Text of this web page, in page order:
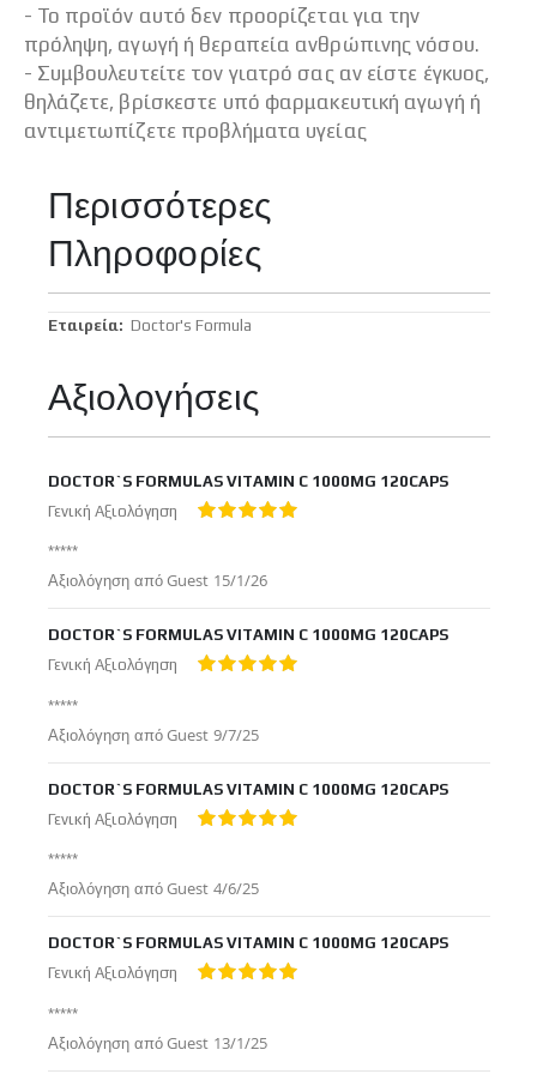
- Το προϊόν αυτό δεν προορίζεται για την
πρόληψη, αγωγή ή θεραπεία ανθρώπινης νόσου.
- Συμβουλευτείτε τον γιατρό σας αν είστε έγκυος,
θηλάζετε, βρίσκεστε υπό φαρμακευτική αγωγή ή
αντιμετωπίζετε προβλήματα υγείας
Περισσότερες
Πληροφορίες
ΠερισσότερεςDoctor's Formula
Αξιολογήσεις
DOCTOR`S FORMULAS VITAMIN C 1000MG 120CAPS
Γενική Αξιολόγηση
*****
Αξιολόγηση απόGuest Δημοσιεύτηκε
στις
15/1/26
DOCTOR`S FORMULAS VITAMIN C 1000MG 120CAPS
Γενική Αξιολόγηση
*****
Αξιολόγηση απόGuest Δημοσιεύτηκε
στις
9/7/25
DOCTOR`S FORMULAS VITAMIN C 1000MG 120CAPS
Γενική Αξιολόγηση
*****
Αξιολόγηση απόGuest Δημοσιεύτηκε
στις
4/6/25
DOCTOR`S FORMULAS VITAMIN C 1000MG 120CAPS
Γενική Αξιολόγηση
*****
Αξιολόγηση απόGuest Δημοσιεύτηκε
στις
13/1/25